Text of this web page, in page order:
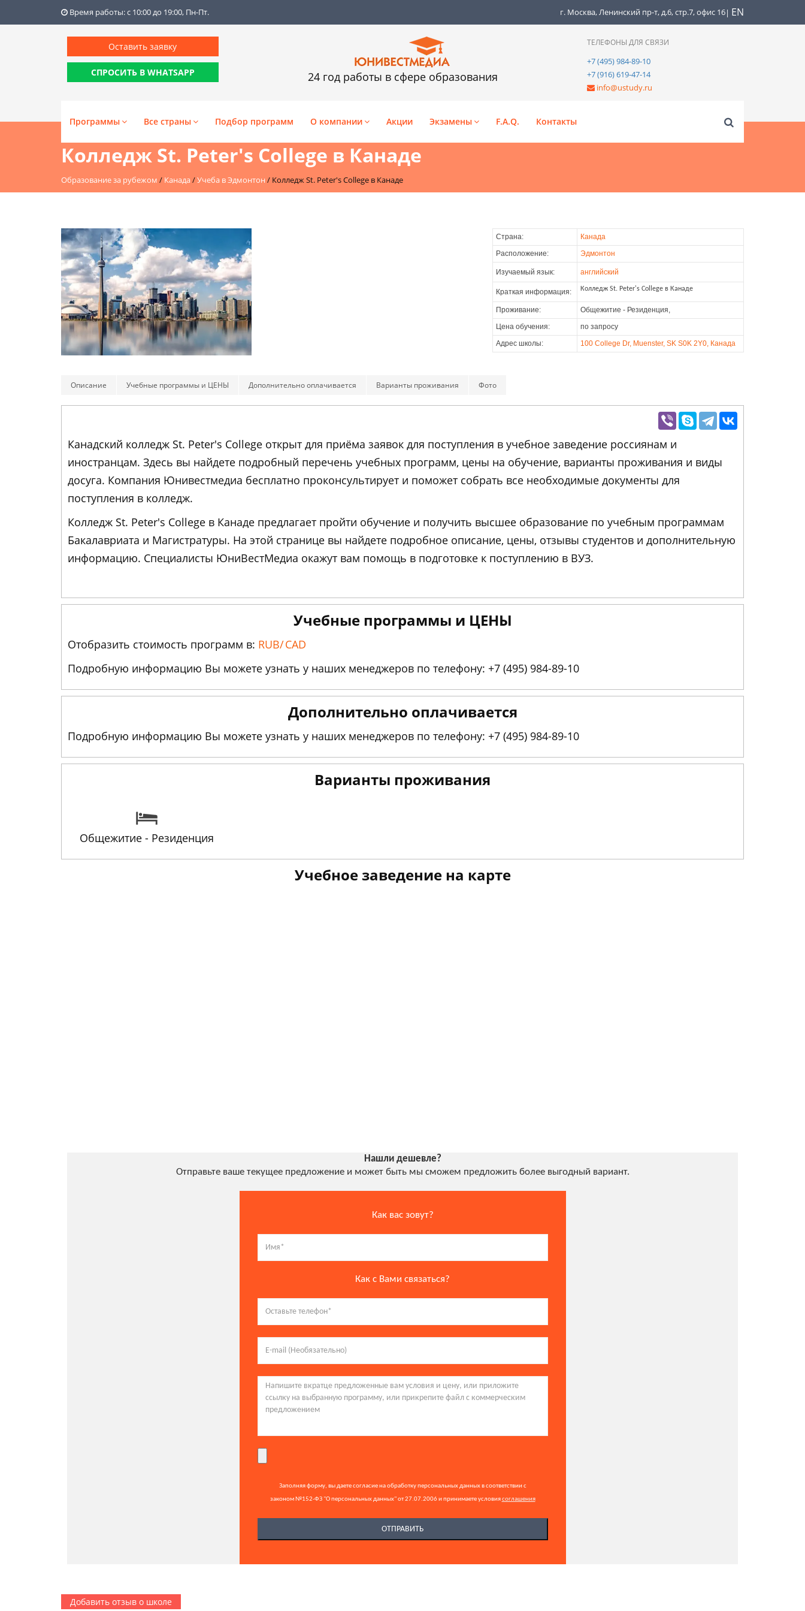
Время работы: с 10:00 до 19:00, Пн-Пт. г. Москва, Ленинский пр-т, д.6, стр.7, офис 16| EN
Оставить заявку
СПРОСИТЬ В WHATSAPP 24 год работы в сфере образования
ТЕЛЕФОНЫ ДЛЯ СВЯЗИ
+7 (495) 984-89-10
+7 (916) 619-47-14
info@ustudy.ru
Программы Все страны Подбор программ О компании Акции Экзамены F.A.Q. Контакты
Колледж St. Peter's College в Канаде
Образование за рубежом / Канада/Учеба в Эдмонтон / Колледж St. Peter's College в Канаде
Страна:
Канада
Расположение:
Эдмонтон
Изучаемый язык: английский
Краткая информация: Колледж St. Peter's College в Канаде
Проживание:
Общежитие - Резиденция,
Цена обучения:
по запросу
Адрес школы:
100 College Dr, Muenster, SK S0K 2Y0, Канада
Описание Учебные программы и ЦЕНЫ Дополнительно оплачивается Варианты проживания Фото
Канадский колледж St. Peter's College открыт для приёма заявок для поступления в учебное заведение россиянам и
иностранцам. Здесь вы найдете подробный перечень учебных программ, цены на обучение, варианты проживания и виды
досуга. Компания Юнивестмедиа бесплатно проконсультирует и поможет собрать все необходимые документы для
поступления в колледж.
Колледж St. Peter's College в Канаде предлагает пройти обучение и получить высшее образование по учебным программам
Бакалавриата и Магистратуры. На этой странице вы найдете подробное описание, цены, отзывы студентов и дополнительную
информацию. Специалисты ЮниВестМедиа окажут вам помощь в подготовке к поступлению в ВУЗ.
Учебные программы и ЦЕНЫ
Отобразить стоимость программ в: RUB/CAD
Подробную информацию Вы можете узнать у наших менеджеров по телефону: +7 (495) 984-89-10
Дополнительно оплачивается
Подробную информацию Вы можете узнать у наших менеджеров по телефону: +7 (495) 984-89-10
Варианты проживания
Общежитие - Резиденция
Учебное заведение на карте
Нашли дешевле?
Отправьте ваше текущее предложение и может быть мы сможем предложить более выгодный вариант.
Как вас зовут?
Как с Вами связаться?
Заполняя форму, вы даете согласие на обработку персональных данных в соответствии с
законом №152-ФЗ "О персональных данных" от 27.07.2006 и принимаете условиясоглашения
Добавить отзыв о школе